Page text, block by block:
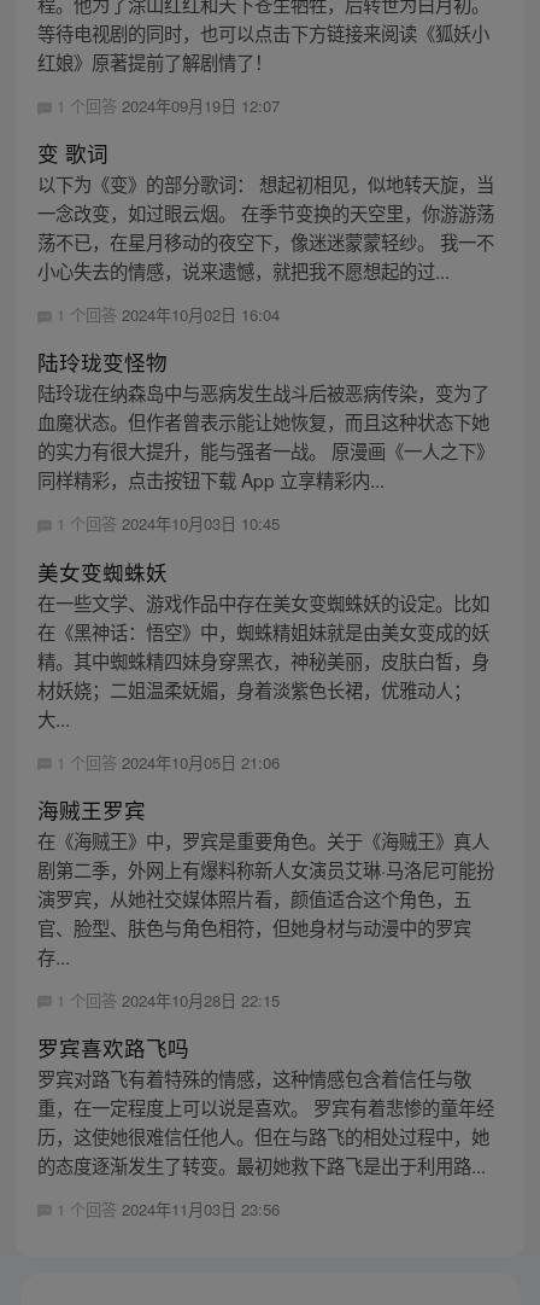
等待电视剧的同时，也可以点击下方链接来阅读《狐妖小
红娘》原著提前了解剧情了！
1 个回答 2024年09月19日 12:07
变 歌词
以下为《变》的部分歌词： 想起初相见，似地转天旋，当
一念改变，如过眼云烟。 在季节变换的天空里，你游游荡
荡不已，在星月移动的夜空下，像迷迷蒙蒙轻纱。 我一不
小心失去的情感，说来遗憾，就把我不愿想起的过...
1 个回答 2024年10月02日 16:04
陆玲珑变怪物
陆玲珑在纳森岛中与恶病发生战斗后被恶病传染，变为了
血魔状态。但作者曾表示能让她恢复，而且这种状态下她
的实力有很大提升，能与强者一战。 原漫画《一人之下》
同样精彩，点击按钮下载 App 立享精彩内...
1 个回答 2024年10月03日 10:45
美女变蜘蛛妖
在一些文学、游戏作品中存在美女变蜘蛛妖的设定。比如
在《黑神话：悟空》中，蜘蛛精姐妹就是由美女变成的妖
精。其中蜘蛛精四妹身穿黑衣，神秘美丽，皮肤白皙，身
材妖娆；二姐温柔妩媚，身着淡紫色长裙，优雅动人；
大...
1 个回答 2024年10月05日 21:06
海贼王罗宾
在《海贼王》中，罗宾是重要角色。关于《海贼王》真人
剧第二季，外网上有爆料称新人女演员艾琳·马洛尼可能扮
演罗宾，从她社交媒体照片看，颜值适合这个角色，五
官、脸型、肤色与角色相符，但她身材与动漫中的罗宾
存...
1 个回答 2024年10月28日 22:15
罗宾喜欢路飞吗
罗宾对路飞有着特殊的情感，这种情感包含着信任与敬
重，在一定程度上可以说是喜欢。 罗宾有着悲惨的童年经
历，这使她很难信任他人。但在与路飞的相处过程中，她
的态度逐渐发生了转变。最初她救下路飞是出于利用路...
1 个回答 2024年11月03日 23:56